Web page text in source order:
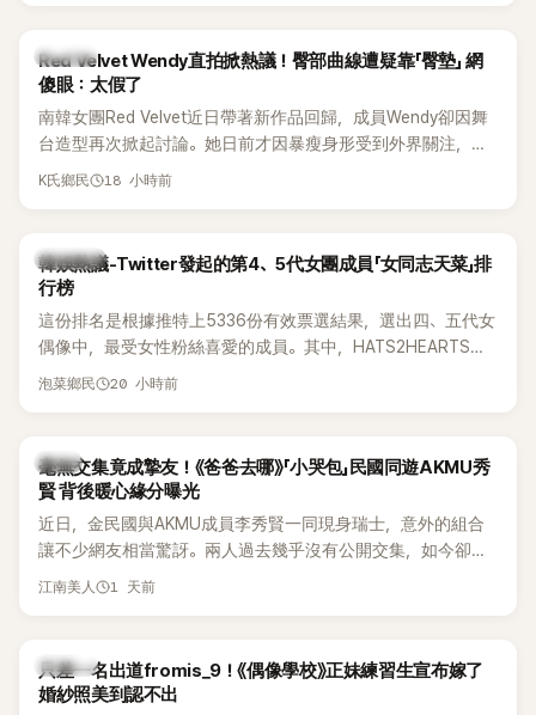
K-POP
Red Velvet Wendy直拍掀熱議！臀部曲線遭疑靠「臀墊」 網
傻眼：太假了
南韓女團Red Velvet近日帶著新作品回歸，成員Wendy卻因舞
台造型再次掀起討論。她日前才因暴瘦身形受到外界關注，又
被質疑在舞台上使用臀墊，如今最新打歌舞台曝光後，再度因
K氏鄉民 18 小時前
熱議討論
韓娛熱議-Twitter發起的第4、5代女團成員「女同志天菜」排
行榜
這份排名是根據推特上5336份有效票選結果，選出四、五代女
偶像中，最受女性粉絲喜愛的成員。其中，HATS2HEARTS成
員包攬了前三名，展現了她們在女性社群中的高人氣。
泡菜鄉民 20 小時前
韓星
毫無交集竟成摯友！《爸爸去哪》「小哭包」民國同遊AKMU秀
賢 背後暖心緣分曝光
近日，金民國與AKMU成員李秀賢一同現身瑞士，意外的組合
讓不少網友相當驚訝。兩人過去幾乎沒有公開交集，如今卻一
起踏上瑞士之旅，也讓粉絲紛紛好奇：「他們到底是怎麼認識
江南美人 1 天前
K-POP
只差一名出道fromis_9！《偶像學校》正妹練習生宣布嫁了
婚紗照美到認不出